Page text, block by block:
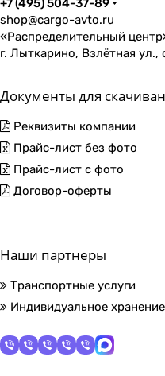
+7 (495) 504-37-89
shop@cargo-avto.ru
«Распределительный
г. Лыткарино, Взлётная
Документы для
Реквизиты компании
Прайс-лист без фото
Прайс-лист с фото
Договор-оферты
Наши партнеры
Транспортные услуги
Индивидуальное хранение